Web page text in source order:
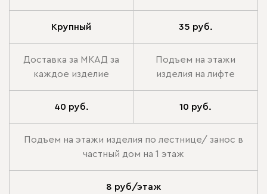
Крупный 35 руб.
Доставка за МКАД за
каждое изделие
Подъем на этажи
изделия на лифте
40 руб. 10 руб.
Подъем на этажи изделия по лестнице/ занос в
частный дом на 1 этаж
8 руб/этаж